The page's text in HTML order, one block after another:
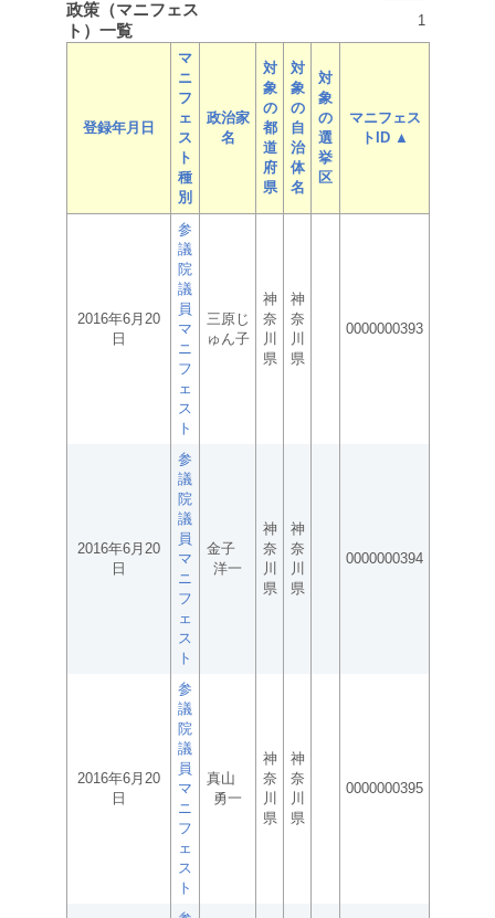
政策（マニフェス
ト）一覧
1
登録年月日
マ
ニ
フ
ェ
ス
ト
種
別
政治家
名
対
象
の
都
道
府
県
対
象
の
自
治
体
名
対
象
の
選
挙
区
マニフェス
トID ▲
2016年6月20
日
参
議
院
議
員
マ
ニ
フ
ェ
ス
ト
三原じ
ゅん子
神
奈
川
県
神
奈
川
県
0000000393
2016年6月20
日
参
議
院
議
員
マ
ニ
フ
ェ
ス
ト
金子
洋一
神
奈
川
県
神
奈
川
県
0000000394
2016年6月20
日
参
議
院
議
員
マ
ニ
フ
ェ
ス
ト
真山
勇一
神
奈
川
県
神
奈
川
県
0000000395